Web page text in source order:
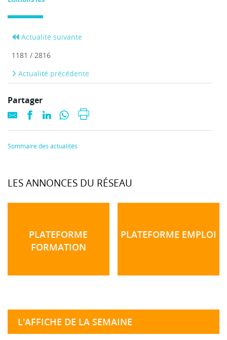
Actualité suivante
1181 / 2816
Actualité précédente
Partager
Sommaire des actualités
LES ANNONCES DU RÉSEAU
PLATEFORME
FORMATION
PLATEFORME EMPLOI
L'AFFICHE DE LA SEMAINE